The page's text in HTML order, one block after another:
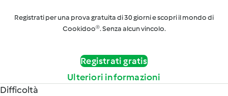
Registrati per una prova gratuita di 30 giorni e scopri il mondo di
Cookidoo®. Senza alcun vincolo.
Registrati gratis
Ulteriori informazioni
Difficoltà